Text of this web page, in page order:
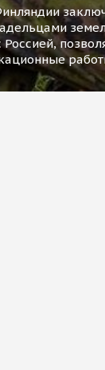
Россией,